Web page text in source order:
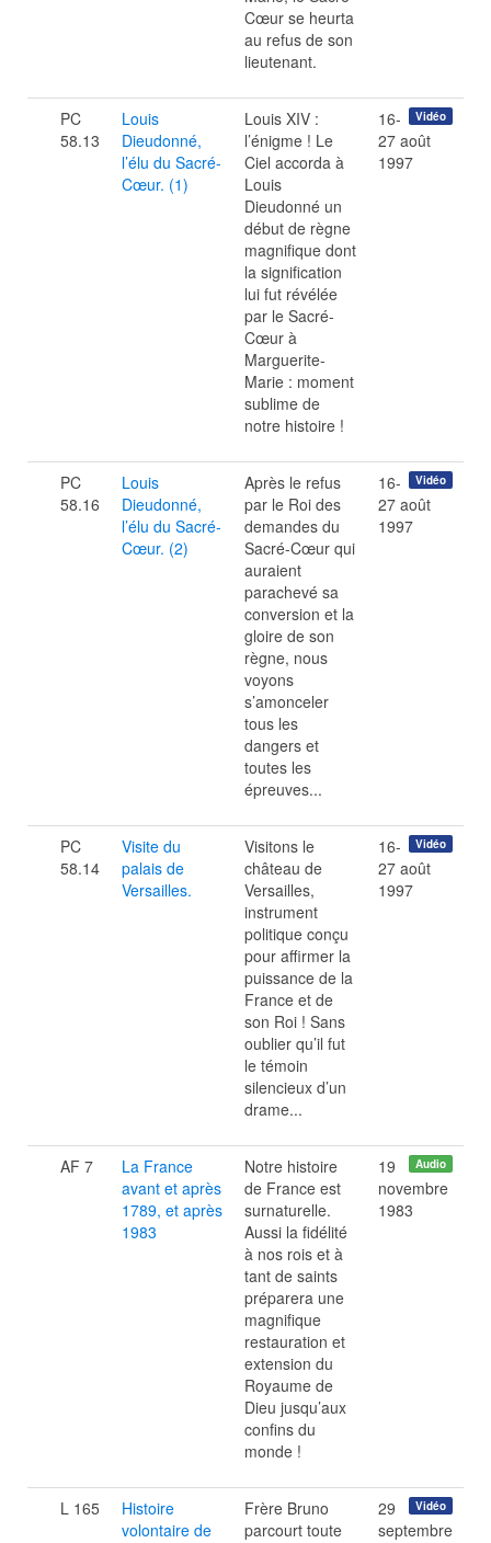
Cœur se heurta
au refus de son
lieutenant.
PC
58.13
Louis
Dieudonné,
l’élu du Sacré-
Cœur. (1)
Louis XIV :
l’énigme ! Le
Ciel accorda à
Louis
Dieudonné un
début de règne
magnifique dont
la signification
lui fut révélée
par le Sacré-
Cœur à
Marguerite-
Marie : moment
sublime de
notre histoire !
Vidéo
16-
27 août
1997
PC
58.16
Louis
Dieudonné,
l’élu du Sacré-
Cœur. (2)
Après le refus
par le Roi des
demandes du
Sacré-Cœur qui
auraient
parachevé sa
conversion et la
gloire de son
règne, nous
voyons
s’amonceler
tous les
dangers et
toutes les
épreuves...
Vidéo
16-
27 août
1997
PC
58.14
Visite du
palais de
Versailles.
Visitons le
château de
Versailles,
instrument
politique conçu
pour affirmer la
puissance de la
France et de
son Roi ! Sans
oublier qu’il fut
le témoin
silencieux d’un
drame...
Vidéo
16-
27 août
1997
AF 7
La France
avant et après
1789, et après
1983
Notre histoire
de France est
surnaturelle.
Aussi la fidélité
à nos rois et à
tant de saints
préparera une
magnifique
restauration et
extension du
Royaume de
Dieu jusqu’aux
confins du
monde !
Audio
19
novembre
1983
L 165
Histoire
volontaire de
Frère Bruno
parcourt toute
Vidéo
29
septembre